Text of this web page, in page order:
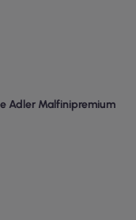
Adler Malfinipremium